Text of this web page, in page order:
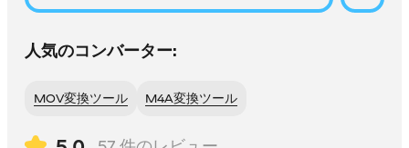
人気のコンバーター:
MOV変換ツール M4A変換ツール